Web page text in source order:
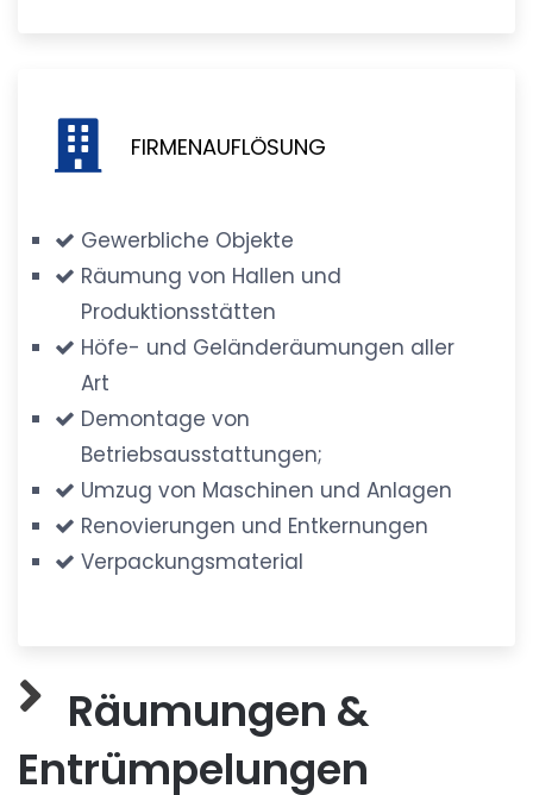
FIRMENAUFLÖSUNG
Gewerbliche Objekte
Räumung von Hallen und
Produktionsstätten
Höfe- und Geländeräumungen aller
Art
Demontage von
Betriebsausstattungen;
Umzug von Maschinen und Anlagen
Renovierungen und Entkernungen
Verpackungsmaterial
Räumungen &
Entrümpelungen